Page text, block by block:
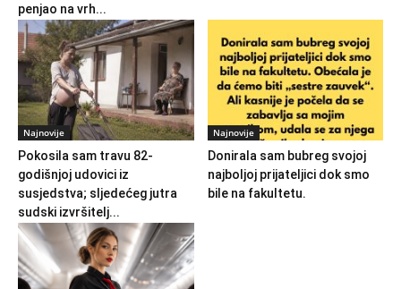
penjao na vrh...
Najnovije
Pokosila sam travu 82-
godišnjoj udovici iz
susjedstva; sljedećeg jutra
sudski izvršitelj...
Najnovije
Donirala sam bubreg svojoj
najboljoj prijateljici dok smo
bile na fakultetu.